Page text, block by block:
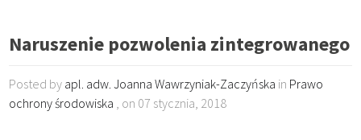
Naruszenie pozwolenia zintegrowanego
Posted by apl. adw. Joanna Wawrzyniak-Zaczyńska in Prawo
ochrony środowiska , on 07 stycznia, 2018